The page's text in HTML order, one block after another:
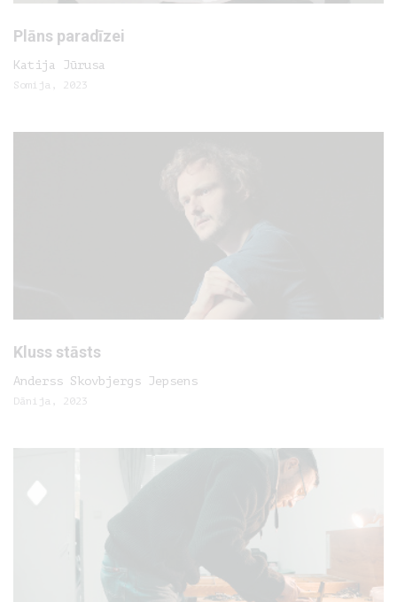
Plāns paradīzei
Katija Jūrusa
Somija, 2023
Kluss stāsts
Anderss Skovbjergs Jepsens
Dānija, 2023